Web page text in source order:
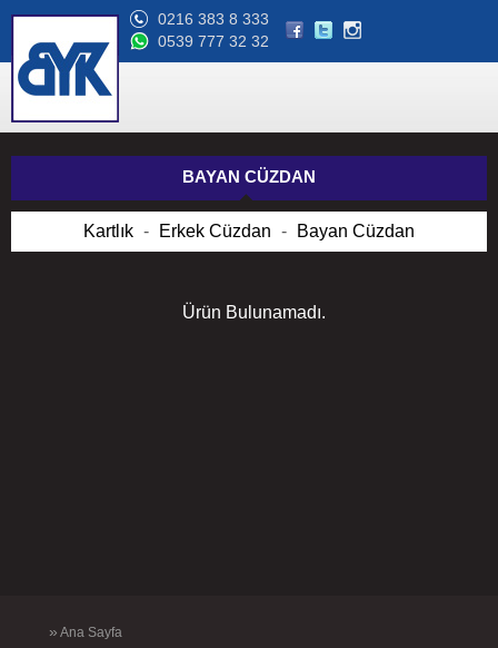
0216 383 8 333
0539 777 32 32
BAYAN CÜZDAN
Kartlık - Erkek Cüzdan - Bayan Cüzdan
Ürün Bulunamadı.
» Ana Sayfa